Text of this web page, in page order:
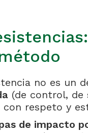
no es un
(de control, de
respeto y
de impacto